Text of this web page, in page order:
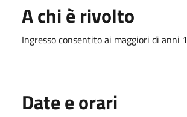
A chi è rivolto
Ingresso consentito ai maggiori di anni
Date e orari